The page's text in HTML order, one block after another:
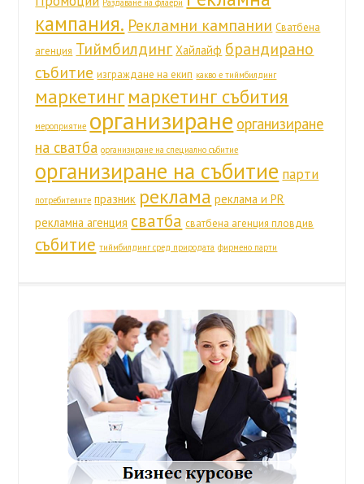
Раздаване на флаери
кампания. Рекламни кампании Сватбена
агенция Тиймбилдинг Хайлайф брандирано
събитие изграждане на екип какво е тиймбилдинг
маркетинг маркетинг събития
мероприятие организиране организиране
на сватба организиране на специално събитие
организиране на събитие парти
потребителите празник реклама реклама и PR
рекламна агенция сватба сватбена агенция пловдив
събитие тиймбилдинг сред природата фирмено парти